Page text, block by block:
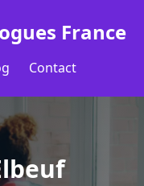
France
Contact